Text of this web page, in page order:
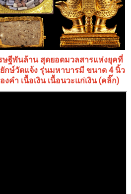
ฐีพันล้าน สุดยอดมวลสารแห่งยุคที่
กษ์วัดแจ้ง รุ่นมหาบารมี ขนาด 4 นิ้ว
คำ เนื้อเงิน เนื้อนวะแก่เงิน (คลิ๊ก)